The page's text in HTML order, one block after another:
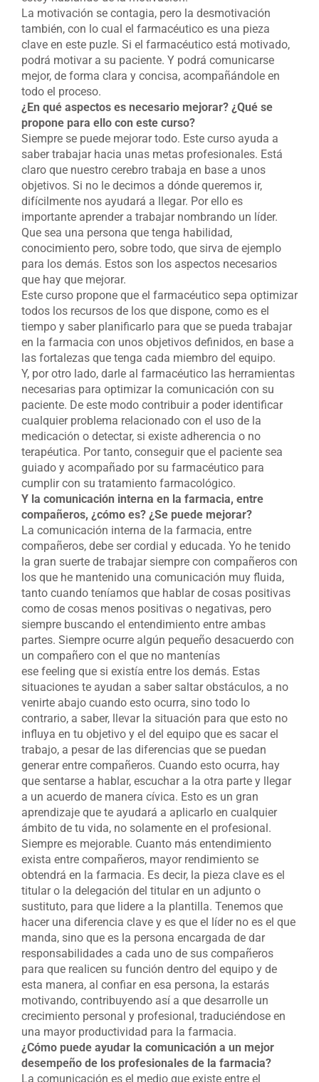
La motivación se contagia, pero la desmotivación
también, con lo cual el farmacéutico es una pieza
clave en este puzle. Si el farmacéutico está motivado,
podrá motivar a su paciente. Y podrá comunicarse
mejor, de forma clara y concisa, acompañándole en
todo el proceso.
¿En qué aspectos es necesario mejorar? ¿Qué se
propone para ello con este curso?
Siempre se puede mejorar todo. Este curso ayuda a
saber trabajar hacia unas metas profesionales. Está
claro que nuestro cerebro trabaja en base a unos
objetivos. Si no le decimos a dónde queremos ir,
difícilmente nos ayudará a llegar. Por ello es
importante aprender a trabajar nombrando un líder.
Que sea una persona que tenga habilidad,
conocimiento pero, sobre todo, que sirva de ejemplo
para los demás. Estos son los aspectos necesarios
que hay que mejorar.
Este curso propone que el farmacéutico sepa optimizar
todos los recursos de los que dispone, como es el
tiempo y saber planificarlo para que se pueda trabajar
en la farmacia con unos objetivos definidos, en base a
las fortalezas que tenga cada miembro del equipo.
Y, por otro lado, darle al farmacéutico las herramientas
necesarias para optimizar la comunicación con su
paciente. De este modo contribuir a poder identificar
cualquier problema relacionado con el uso de la
medicación o detectar, si existe adherencia o no
terapéutica. Por tanto, conseguir que el paciente sea
guiado y acompañado por su farmacéutico para
cumplir con su tratamiento farmacológico.
Y la comunicación interna en la farmacia, entre
compañeros, ¿cómo es? ¿Se puede mejorar?
La comunicación interna de la farmacia, entre
compañeros, debe ser cordial y educada. Yo he tenido
la gran suerte de trabajar siempre con compañeros con
los que he mantenido una comunicación muy fluida,
tanto cuando teníamos que hablar de cosas positivas
como de cosas menos positivas o negativas, pero
siempre buscando el entendimiento entre ambas
partes. Siempre ocurre algún pequeño desacuerdo con
un compañero con el que no mantenías
ese feeling que si existía entre los demás. Estas
situaciones te ayudan a saber saltar obstáculos, a no
venirte abajo cuando esto ocurra, sino todo lo
contrario, a saber, llevar la situación para que esto no
influya en tu objetivo y el del equipo que es sacar el
trabajo, a pesar de las diferencias que se puedan
generar entre compañeros. Cuando esto ocurra, hay
que sentarse a hablar, escuchar a la otra parte y llegar
a un acuerdo de manera cívica. Esto es un gran
aprendizaje que te ayudará a aplicarlo en cualquier
ámbito de tu vida, no solamente en el profesional.
Siempre es mejorable. Cuanto más entendimiento
exista entre compañeros, mayor rendimiento se
obtendrá en la farmacia. Es decir, la pieza clave es el
titular o la delegación del titular en un adjunto o
sustituto, para que lidere a la plantilla. Tenemos que
hacer una diferencia clave y es que el líder no es el que
manda, sino que es la persona encargada de dar
responsabilidades a cada uno de sus compañeros
para que realicen su función dentro del equipo y de
esta manera, al confiar en esa persona, la estarás
motivando, contribuyendo así a que desarrolle un
crecimiento personal y profesional, traduciéndose en
una mayor productividad para la farmacia.
¿Cómo puede ayudar la comunicación a un mejor
desempeño de los profesionales de la farmacia?
La comunicación es el medio que existe entre el